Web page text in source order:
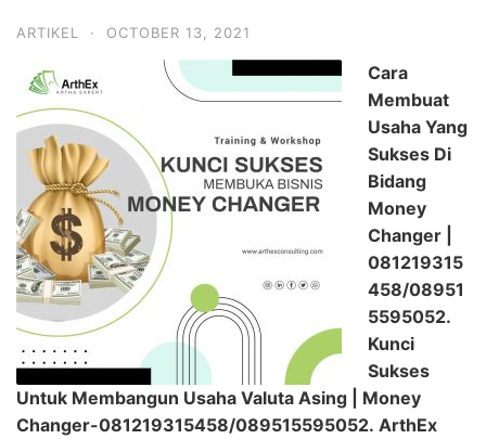
ARTIKEL · OCTOBER 13, 2021
Cara
Membuat
Usaha Yang
Sukses Di
Bidang
Money
Changer |
081219315
458/08951
5595052.
Kunci
Sukses
Untuk Membangun Usaha Valuta Asing | Money
Changer-081219315458/089515595052. ArthEx